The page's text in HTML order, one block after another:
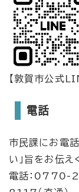
【敦賀市公式
電話
市民課にお電話
い」旨をお伝え
電話：0770-